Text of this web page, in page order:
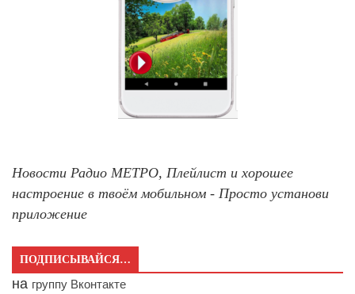
Новости Радио МЕТРО, Плейлист и хорошее
настроение в твоём мобильном - Просто установи
приложение
ПОДПИСЫВАЙСЯ…
на группу Вконтакте